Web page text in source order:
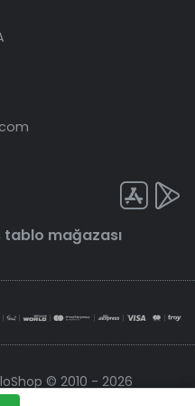
tablo mağazası
© 2010 - 2026